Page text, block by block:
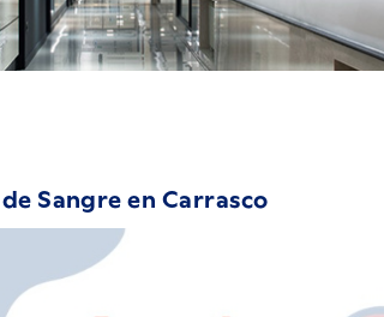
Sangre en Carrasco